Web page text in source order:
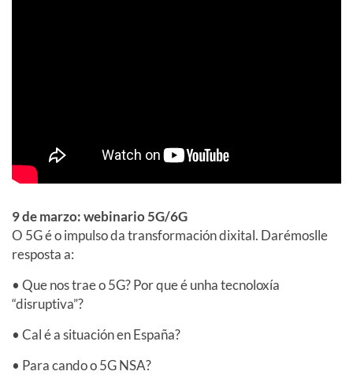
9 de marzo: webinario 5G/6G
O 5G é o impulso da transformación dixital. Darémoslle
resposta a:
• Que nos trae o 5G? Por que é unha tecnoloxía
“disruptiva”?
• Cal é a situación en España?
• Para cando o 5G NSA?